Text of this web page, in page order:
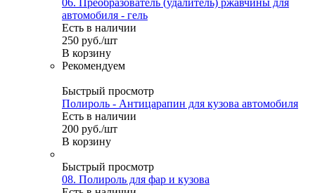
06. Преобразователь (удалитель) ржавчины для
автомобиля - гель
Есть в наличии
250 руб./шт
В корзину
Рекомендуем
Быстрый просмотр
Полироль - Антицарапин для кузова автомобиля
Есть в наличии
200 руб./шт
В корзину
Быстрый просмотр
08. Полироль для фар и кузова